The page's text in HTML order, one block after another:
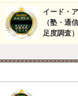
イード・
（塾・通
足度調査）